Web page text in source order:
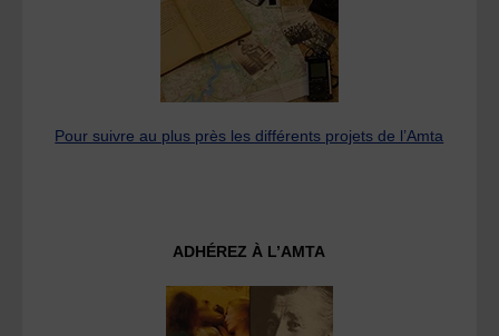
Pour suivre au plus près les différents projets de l’Amta
ADHÉREZ À L’AMTA